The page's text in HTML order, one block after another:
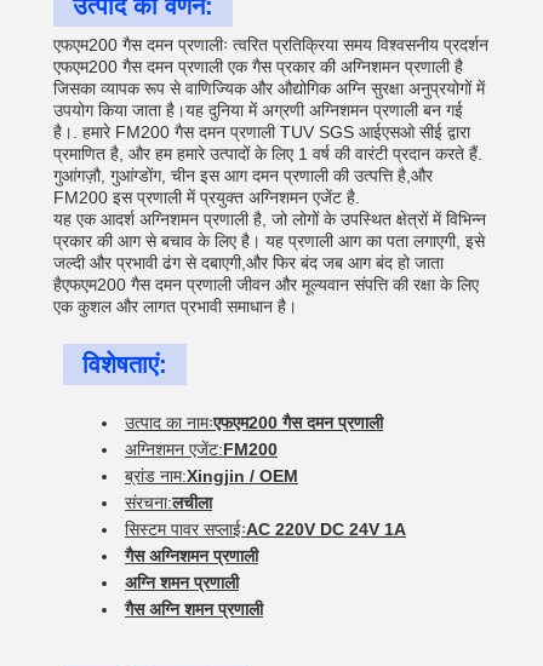
उत्पाद का वर्णन:
एफएम200 गैस दमन प्रणालीः त्वरित प्रतिक्रिया समय विश्वसनीय प्रदर्शन
एफएम200 गैस दमन प्रणाली एक गैस प्रकार की अग्निशमन प्रणाली है
जिसका व्यापक रूप से वाणिज्यिक और औद्योगिक अग्नि सुरक्षा अनुप्रयोगों में
उपयोग किया जाता है।यह दुनिया में अग्रणी अग्निशमन प्रणाली बन गई
है।. हमारे FM200 गैस दमन प्रणाली TUV SGS आईएसओ सीई द्वारा
प्रमाणित है, और हम हमारे उत्पादों के लिए 1 वर्ष की वारंटी प्रदान करते हैं.
गुआंगज़ौ, गुआंग्डोंग, चीन इस आग दमन प्रणाली की उत्पत्ति है,और
FM200 इस प्रणाली में प्रयुक्त अग्निशमन एजेंट है.
यह एक आदर्श अग्निशमन प्रणाली है, जो लोगों के उपस्थित क्षेत्रों में विभिन्न
प्रकार की आग से बचाव के लिए है। यह प्रणाली आग का पता लगाएगी, इसे
जल्दी और प्रभावी ढंग से दबाएगी,और फिर बंद जब आग बंद हो जाता
हैएफएम200 गैस दमन प्रणाली जीवन और मूल्यवान संपत्ति की रक्षा के लिए
एक कुशल और लागत प्रभावी समाधान है।
विशेषताएं:
उत्पाद का नामःएफएम200 गैस दमन प्रणाली
अग्निशमन एजेंट:FM200
ब्रांड नाम:Xingjin / OEM
संरचना:लचीला
सिस्टम पावर सप्लाईःAC 220V DC 24V 1A
गैस अग्निशमन प्रणाली
अग्नि शमन प्रणाली
गैस अग्नि शमन प्रणाली